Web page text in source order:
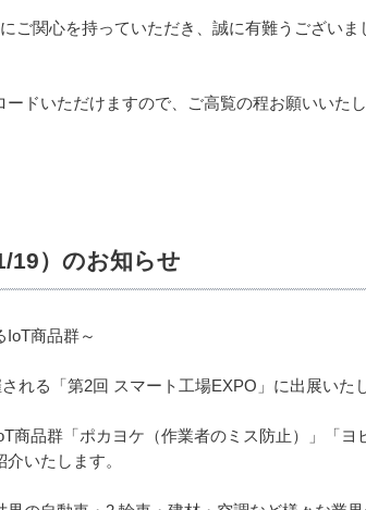
ご関心を持っていただき、誠に有難うございま
ドいただけますので、ご高覧の程お願いいたし
19）のお知らせ
商品群～
れる「第2回 スマート工場EXPO」に出展いた
商品群「ポカヨケ（作業者のミス防止）」「ヨ
いたします。